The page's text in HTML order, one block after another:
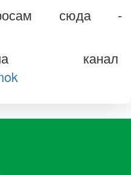
сюда -
канал